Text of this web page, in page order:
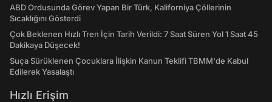
ABD Ordusunda Görev Yapan Bir Türk, Kaliforniya Çöllerinin
Sıcaklığını Gösterdi
Çok Beklenen Hızlı Tren İçin Tarih Verildi: 7 Saat Süren Yol 1 Saat 45
Dakikaya Düşecek!
Suça Sürüklenen Çocuklara İlişkin Kanun Teklifi TBMM'de Kabul
Edilerek Yasalaştı
Hızlı Erişim